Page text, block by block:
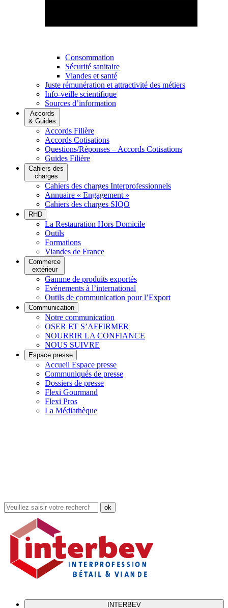
Consommation
Sécurité sanitaire
Viandes et santé
Juste rémunération et attractivité des métiers
Info-veille scientifique
Sources d’information
Accords
& Guides
Accords Filière
Accords Cotisations
Questions/Réponses – Accords Cotisations
Guides Filière
Cahiers des
charges
Cahiers des charges Interprofessionnels
Annuaire « Engagement »
Cahiers des charges SIQO
RHD
La Restauration Hors Domicile
Outils
Formations
Viandes de France
Commerce
extérieur
Gamme de produits exportés
Evénements à l’international
Outils de communication pour l’Export
Communication
Notre communication
OSER ET S’AFFIRMER
NOURRIR LA CONFIANCE
NOUS SUIVRE
Espace presse
Accueil Espace presse
Communiqués de presse
Dossiers de presse
Flexi Gourmand
Flexi Pros
La Médiathèque
Rechercher
dans
site
INTERBEV